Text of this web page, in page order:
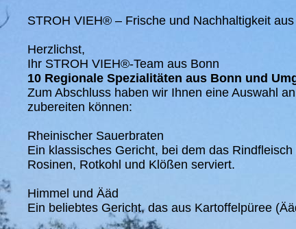
STROH VIEH® – Frische und Nachhaltigkeit
Herzlichst,
Ihr STROH VIEH®-Team aus Bonn
10 Regionale Spezialitäten aus Bonn und
Zum Abschluss haben wir Ihnen eine Auswahl
zubereiten können:
Rheinischer Sauerbraten
Ein klassisches Gericht, bei dem das
Rosinen, Rotkohl und Klößen serviert.
Himmel und Ääd
Ein beliebtes Gericht, das aus Kartoffelpüree